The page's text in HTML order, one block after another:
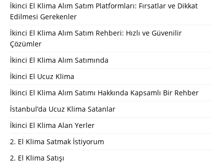
İkinci El Klima Alım Satım Platformları: Fırsatlar ve Dikkat
Edilmesi Gerekenler
İkinci El Klima Alım Satım Rehberi: Hızlı ve Güvenilir
Çözümler
İkinci El Klima Alım Satımında
İkinci El Ucuz Klima
İkinci El Klima Alım Satımı Hakkında Kapsamlı Bir Rehber
İstanbul’da Ucuz Klima Satanlar
İkinci El Klima Alan Yerler
2. El Klima Satmak İstiyorum
2. El Klima Satışı